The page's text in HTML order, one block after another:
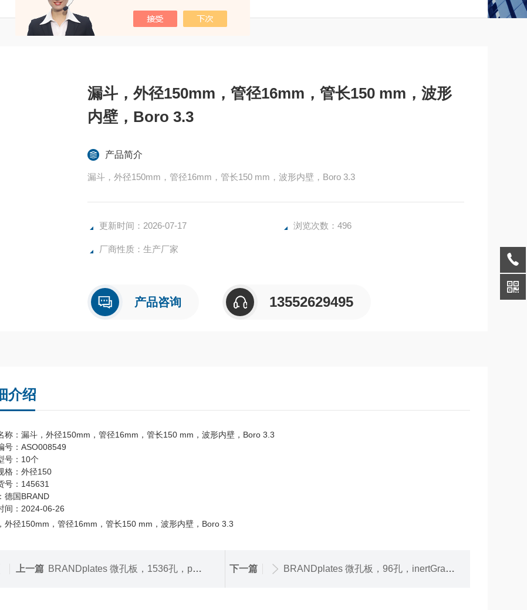
漏斗，外径150mm，管径16mm，管长150 mm，波形
内壁，Boro 3.3
产品简介
漏斗，外径150mm，管径16mm，管长150 mm，波形内壁，Boro 3.3
更新时间：2026-07-17 浏览次数：496
厂商性质：生产厂家
产品咨询 13552629495
介绍
称：漏斗，外径150mm，管径16mm，管长150 mm，波形内壁，Boro 3.3
号：ASO008549
号：10个
格：外径150
号：145631
德国BRAND
间：2024-06-26
外径150mm，管径16mm，管长150 mm，波形内壁，Boro 3.3
上一篇 BRANDplates 微孔板，1536孔，pureGrade，PS材质，白色，F形底，标准体积，BIO-CERT 认证质量体系 下一篇 BRANDplates 微孔板，96孔，inertGrade，PS材质，白色，底透，灭菌